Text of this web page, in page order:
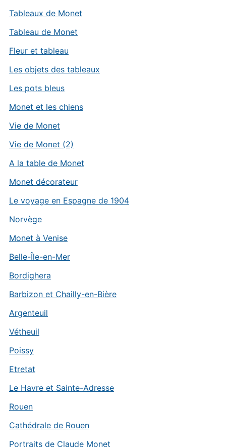
Tableaux de Monet
Tableau de Monet
Fleur et tableau
Les objets des tableaux
Les pots bleus
Monet et les chiens
Vie de Monet
Vie de Monet (2)
A la table de Monet
Monet décorateur
Le voyage en Espagne de 1904
Norvège
Monet à Venise
Belle-Île-en-Mer
Bordighera
Barbizon et Chailly-en-Bière
Argenteuil
Vétheuil
Poissy
Etretat
Le Havre et Sainte-Adresse
Rouen
Cathédrale de Rouen
Portraits de Claude Monet